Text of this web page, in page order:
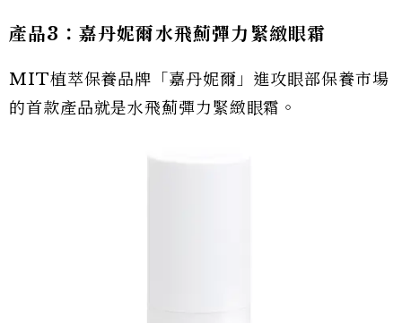
產品3：嘉丹妮爾水飛薊彈力緊緻眼霜
MIT植萃保養品牌「嘉丹妮爾」進攻眼部保養市場
的首款產品就是水飛薊彈力緊緻眼霜。